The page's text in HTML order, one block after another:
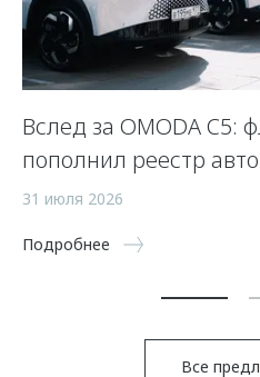
Вслед за OMODA C5:
пополнил реестр
31 июля 2026
Подробнее
Все